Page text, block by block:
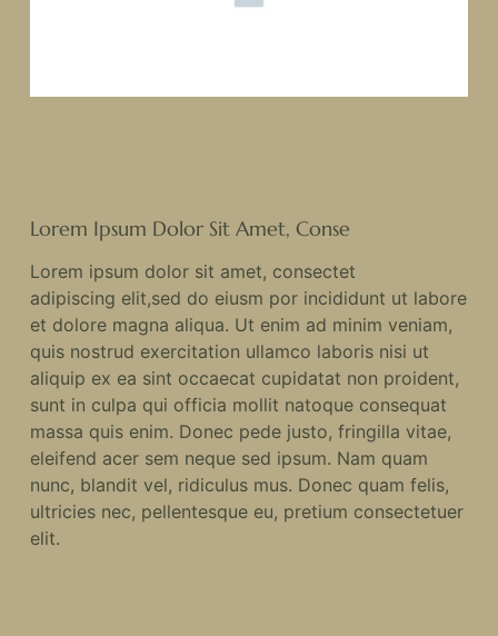
Lorem Ipsum Dolor Sit Amet, Conse
Lorem ipsum dolor sit amet, consectet
adipiscing elit,sed do eiusm por incididunt ut labore
et dolore magna aliqua. Ut enim ad minim veniam,
quis nostrud exercitation ullamco laboris nisi ut
aliquip ex ea sint occaecat cupidatat non proident,
sunt in culpa qui officia mollit natoque consequat
massa quis enim. Donec pede justo, fringilla vitae,
eleifend acer sem neque sed ipsum. Nam quam
nunc, blandit vel, ridiculus mus. Donec quam felis,
ultricies nec, pellentesque eu, pretium consectetuer
elit.